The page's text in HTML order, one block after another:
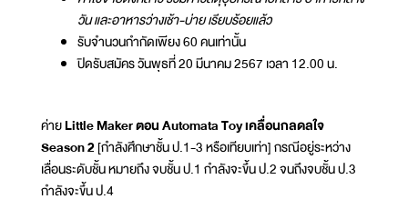
วัน และอาหารว่างเช้า-บ่าย เรียบร้อยแล้ว
รับจำนวนกำกัดเพียง 60 คนเท่านั้น
ปิดรับสมัคร วันพุธที่ 20 มีนาคม 2567 เวลา 12.00 น.
ค่ายLittle Maker ตอน Automata Toy เคลื่อนกลดลใจ
Season 2[กำลังศึกษาชั้น ป.1-3 หรือเทียบเท่า] กรณีอยู่ระหว่าง
เลื่อนระดับชั้น หมายถึง จบชั้น ป.1 กำลังจะขึ้น ป.2 จนถึงจบชั้น ป.3
กำลังจะขึ้น ป.4